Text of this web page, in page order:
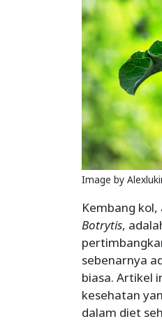
Image by
Kembang
Botrytis,
sebenarnya
biasa. Artikel
kesehatan
dalam diet